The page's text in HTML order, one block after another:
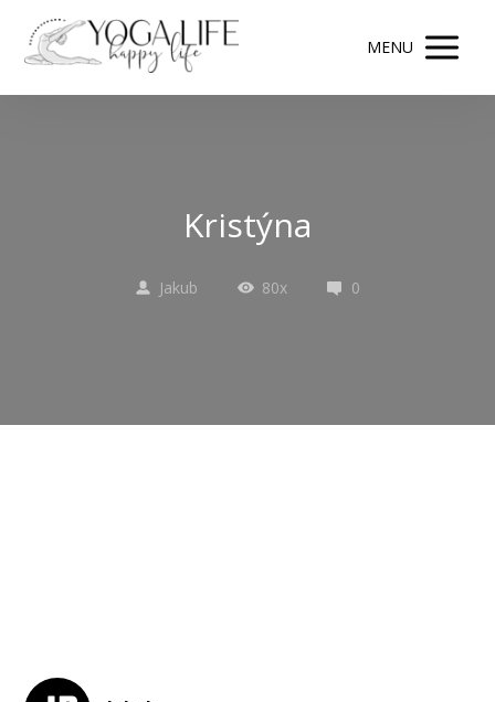
MENU
Kristýna
Jakub 80x 0